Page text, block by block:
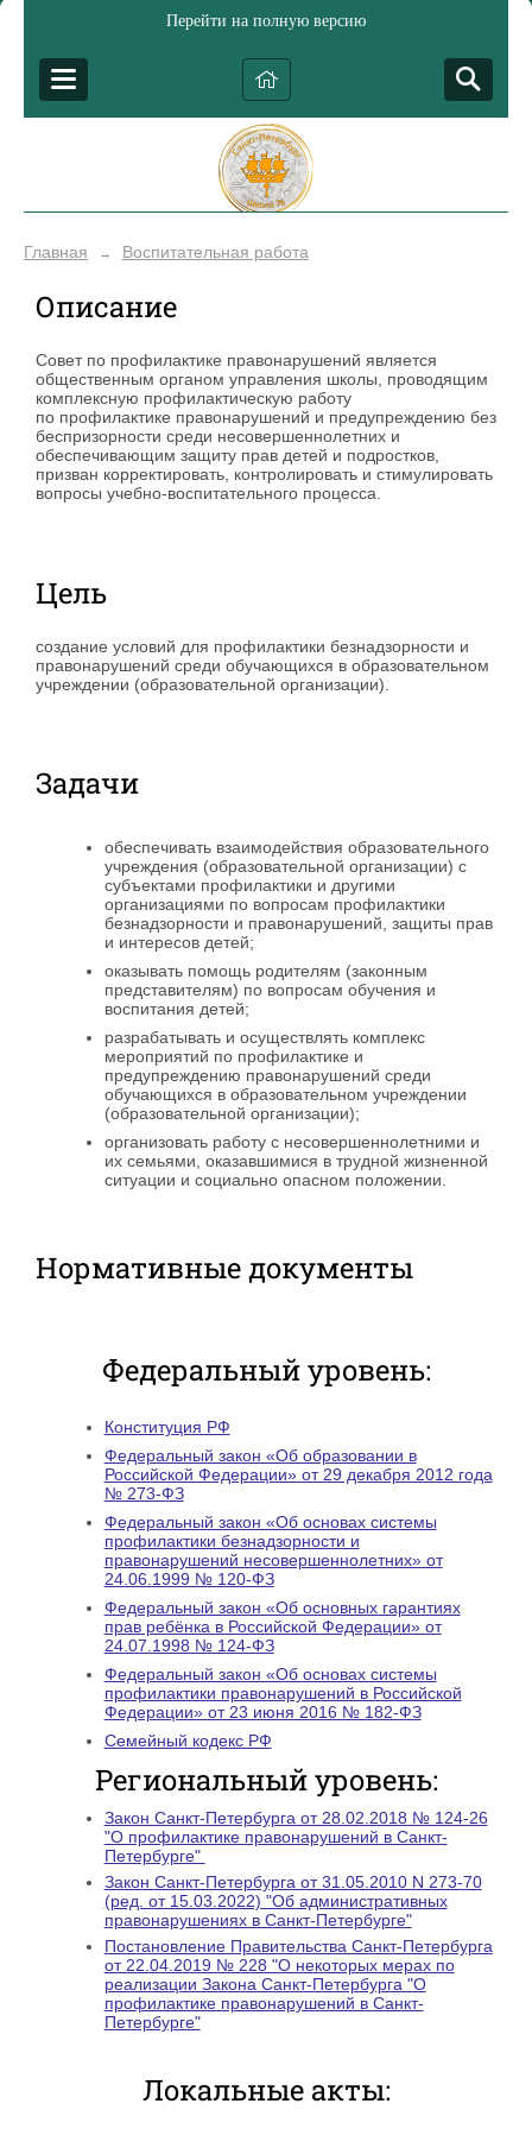
Перейти на полную версию
Главная → Воспитательная работа
Описание
Совет по профилактике правонарушений является
общественным органом управления школы, проводящим
комплексную профилактическую работу
по профилактике правонарушений и предупреждению
беспризорности среди несовершеннолетних и
обеспечивающим защиту прав детей и подростков,
призван корректировать, контролировать и стимулировать
вопросы учебно-воспитательного процесса.
Цель
создание условий для профилактики безнадзорности и
правонарушений среди обучающихся в образовательном
учреждении (образовательной организации).
Задачи
обеспечивать взаимодействия образовательного
учреждения (образовательной организации) с
субъектами профилактики и другими
организациями по вопросам профилактики
безнадзорности и правонарушений, защиты прав
и интересов детей;
оказывать помощь родителям (законным
представителям) по вопросам обучения и
воспитания детей;
разрабатывать и осуществлять комплекс
мероприятий по профилактике и
предупреждению правонарушений среди
обучающихся в образовательном учреждении
(образовательной организации);
организовать работу с несовершеннолетними и
их семьями, оказавшимися в трудной жизненной
ситуации и социально опасном положении.
Нормативные документы
Федеральный уровень:
Конституция РФ
Федеральный закон «Об образовании в
Российской Федерации» от 29 декабря 2012 года
№ 273-ФЗ
Федеральный закон «Об основах системы
профилактики безнадзорности и
правонарушений несовершеннолетних» от
24.06.1999 № 120-ФЗ
Федеральный закон «Об основных гарантиях
прав ребёнка в Российской Федерации» от
24.07.1998 № 124-ФЗ
Федеральный закон «Об основах системы
профилактики правонарушений в Российской
Федерации» от 23 июня 2016 № 182-ФЗ
Семейный кодекс РФ
Региональный уровень:
Закон Санкт-Петербурга от 28.02.2018 № 124-26
"О профилактике правонарушений в Санкт-
Петербурге"
Закон Санкт-Петербурга от 31.05.2010 N 273-70
(ред. от 15.03.2022) "Об административных
правонарушениях в Санкт-Петербурге"
Постановление Правительства Санкт-Петербурга
от 22.04.2019 № 228 "О некоторых мерах по
реализации Закона Санкт-Петербурга "О
профилактике правонарушений в Санкт-
Петербурге"
Локальные акты: